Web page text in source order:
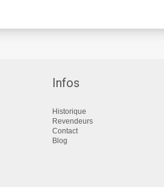
Infos
Historique
Revendeurs
Contact
Blog